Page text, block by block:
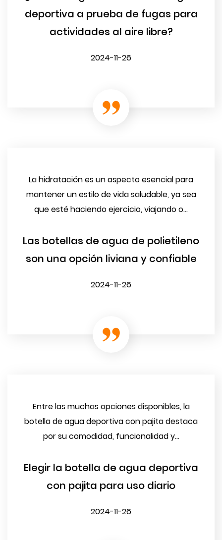
deportiva a prueba de fugas para
actividades al aire libre?
2024-11-26
La hidratación es un aspecto esencial para
mantener un estilo de vida saludable, ya sea
que esté haciendo ejercicio, viajando o...
Las botellas de agua de polietileno
son una opción liviana y confiable
2024-11-26
Entre las muchas opciones disponibles, la
botella de agua deportiva con pajita destaca
por su comodidad, funcionalidad y...
Elegir la botella de agua deportiva
con pajita para uso diario
2024-11-26